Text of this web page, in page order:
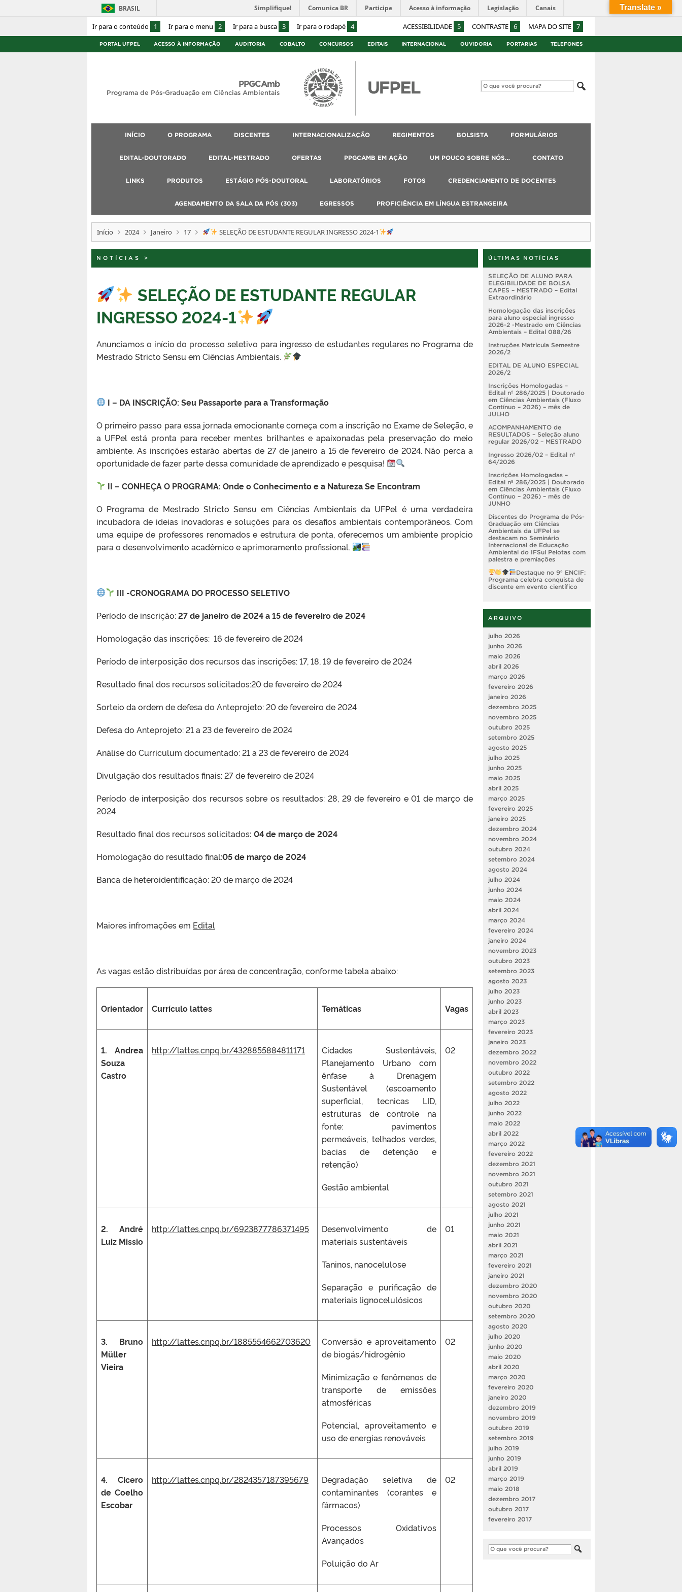
Ir para o conteúdo 1 Ir para o menu 2 Ir para a busca 3 Ir para o rodapé 4 ACESSIBILIDADE 5 CONTRASTE 6 MAPA DO SITE 7
BRASIL Simplifique! Comunica BR Participe Acesso à informação Legislação Canais
PORTAL UFPEL ACESSO À INFORMAÇÃO AUDITORIA COBALTO CONCURSOS EDITAIS INTERNACIONAL OUVIDORIA PORTARIAS TELEFONES
PPGCAmb
Programa de Pós-Graduação em Ciências Ambientais
INÍCIO O PROGRAMA DISCENTES INTERNACIONALIZAÇÃO REGIMENTOS BOLSISTA FORMULÁRIOS
EDITAL-DOUTORADO EDITAL-MESTRADO OFERTAS PPGCAMB EM AÇÃO UM POUCO SOBRE NÓS… CONTATO
LINKS PRODUTOS ESTÁGIO PÓS-DOUTORAL LABORATÓRIOS FOTOS CREDENCIAMENTO DE DOCENTES
AGENDAMENTO DA SALA DA PÓS (303) EGRESSOS PROFICIÊNCIA EM LÍNGUA ESTRANGEIRA
Início 2024 Janeiro 17 SELEÇÃO DE ESTUDANTE REGULAR INGRESSO 2024-1
NOTÍCIAS >
SELEÇÃO DE ESTUDANTE REGULAR
INGRESSO 2024-1
Anunciamos o início do processo seletivo para ingresso de estudantes regulares no Programa de
Mestrado Stricto Sensu em Ciências Ambientais.
I – DA INSCRIÇÃO: Seu Passaporte para a Transformação
O primeiro passo para essa jornada emocionante começa com a inscrição no Exame de Seleção, e
a UFPel está pronta para receber mentes brilhantes e apaixonadas pela preservação do meio
ambiente. As inscrições estarão abertas de 27 de janeiro a 15 de fevereiro de 2024. Não perca a
oportunidade de fazer parte dessa comunidade de aprendizado e pesquisa!
II – CONHEÇA O PROGRAMA: Onde o Conhecimento e a Natureza Se Encontram
O Programa de Mestrado Stricto Sensu em Ciências Ambientais da UFPel é uma verdadeira
incubadora de ideias inovadoras e soluções para os desafios ambientais contemporâneos. Com
uma equipe de professores renomados e estrutura de ponta, oferecemos um ambiente propício
para o desenvolvimento acadêmico e aprimoramento profissional.
III -CRONOGRAMA DO PROCESSO SELETIVO
Período de inscrição:27 de janeiro de 2024 a 15 de fevereiro de 2024
Homologação das inscrições: 16 de fevereiro de 2024
Período de interposição dos recursos das inscrições: 17, 18, 19 de fevereiro de 2024
Resultado final dos recursos solicitados:20 de fevereiro de 2024
Sorteio da ordem de defesa do Anteprojeto: 20 de fevereiro de 2024
Defesa do Anteprojeto: 21 a 23 de fevereiro de 2024
Análise do Curriculum documentado: 21 a 23 de fevereiro de 2024
Divulgação dos resultados finais: 27 de fevereiro de 2024
Período de interposição dos recursos sobre os resultados: 28, 29 de fevereiro e 01 de março de
2024
Resultado final dos recursos solicitados: 04 de março de 2024
Homologação do resultado final:05 de março de 2024
Banca de heteroidentificação: 20 de março de 2024
Maiores infromações em Edital
As vagas estão distribuídas por área de concentração, conforme tabela abaixo:
Orientador Currículo lattes Temáticas Vagas
1. Andrea
Souza
Castro
http://lattes.cnpq.br/4328855884811171
Cidades Sustentáveis,
Planejamento Urbano com
ênfase à Drenagem
Sustentável (escoamento
superficial, tecnicas LID,
estruturas de controle na
fonte: pavimentos
permeáveis, telhados verdes,
bacias de detenção e
retenção)
Gestão ambiental
02
2. André
Luiz Missio
http://lattes.cnpq.br/6923877786371495
Desenvolvimento de
materiais sustentáveis
Taninos, nanocelulose
Separação e purificação de
materiais lignocelulósicos
01
3. Bruno
Müller
Vieira
http://lattes.cnpq.br/1885554662703620
Conversão e aproveitamento
de biogás/hidrogênio
Minimização e fenômenos de
transporte de emissões
atmosféricas
Potencial, aproveitamento e
uso de energias renováveis
02
4. Cícero
de Coelho
Escobar
http://lattes.cnpq.br/2824357187395679
Degradação seletiva de
contaminantes (corantes e
fármacos)
Processos Oxidativos
Avançados
Poluição do Ar
02
ÚLTIMAS NOTÍCIAS
SELEÇÃO DE ALUNO PARA
ELEGIBILIDADE DE BOLSA
CAPES – MESTRADO – Edital
Extraordinário
Homologação das inscrições
para aluno especial ingresso
2026-2 -Mestrado em Ciências
Ambientais – Edital 088/26
Instruções Matrícula Semestre
2026/2
EDITAL DE ALUNO ESPECIAL
2026/2
Inscrições Homologadas –
Edital nº 286/2025 | Doutorado
em Ciências Ambientais (Fluxo
Contínuo – 2026) – mês de
JULHO
ACOMPANHAMENTO de
RESULTADOS – Seleção aluno
regular 2026/02 – MESTRADO
Ingresso 2026/02 – Edital nº
64/2026
Inscrições Homologadas –
Edital nº 286/2025 | Doutorado
em Ciências Ambientais (Fluxo
Contínuo – 2026) – mês de
JUNHO
Discentes do Programa de Pós-
Graduação em Ciências
Ambientais da UFPel se
destacam no Seminário
Internacional de Educação
Ambiental do IFSul Pelotas com
palestra e premiações
Destaque no 9º ENCIF:
Programa celebra conquista de
discente em evento científico
ARQUIVO
julho 2026
junho 2026
maio 2026
abril 2026
março 2026
fevereiro 2026
janeiro 2026
dezembro 2025
novembro 2025
outubro 2025
setembro 2025
agosto 2025
julho 2025
junho 2025
maio 2025
abril 2025
março 2025
fevereiro 2025
janeiro 2025
dezembro 2024
novembro 2024
outubro 2024
setembro 2024
agosto 2024
julho 2024
junho 2024
maio 2024
abril 2024
março 2024
fevereiro 2024
janeiro 2024
novembro 2023
outubro 2023
setembro 2023
agosto 2023
julho 2023
junho 2023
abril 2023
março 2023
fevereiro 2023
janeiro 2023
dezembro 2022
novembro 2022
outubro 2022
setembro 2022
agosto 2022
julho 2022
junho 2022
maio 2022
abril 2022
março 2022
fevereiro 2022
dezembro 2021
novembro 2021
outubro 2021
setembro 2021
agosto 2021
julho 2021
junho 2021
maio 2021
abril 2021
março 2021
fevereiro 2021
janeiro 2021
dezembro 2020
novembro 2020
outubro 2020
setembro 2020
agosto 2020
julho 2020
junho 2020
maio 2020
abril 2020
março 2020
fevereiro 2020
janeiro 2020
dezembro 2019
novembro 2019
outubro 2019
setembro 2019
julho 2019
junho 2019
abril 2019
março 2019
maio 2018
dezembro 2017
outubro 2017
fevereiro 2017
Translate »